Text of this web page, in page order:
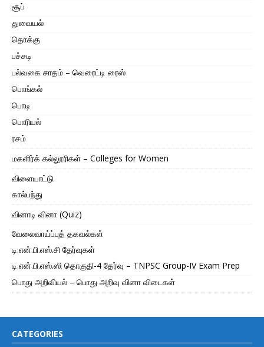
சூப்
துவையல்
தொக்கு
பச்சடி
பல்வகை சாதம் – வெரைட்டி ரைஸ்
பொங்கல்
பொடி
பொரியல்
ரசம்
மகளிர்க் கல்லூரிகள் – Colleges for Women
விளையாட்டு
கால்பந்து
வினாடி வினா (Quiz)
வேலைவாய்ப்புத் தகவல்கள்
டி.என்.பி.எஸ்.சி தேர்வுகள்
டி.என்.பி.எஸ்.ஸி தொகுதி-4 தேர்வு – TNPSC Group-IV Exam Prep
பொது அறிவியல் – பொது அறிவு வினா விடைகள்
CATEGORIES